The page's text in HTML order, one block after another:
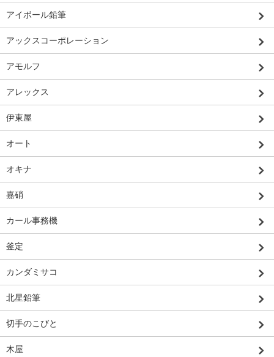
アイボール鉛筆
アックスコーポレーション
アモルフ
アレックス
伊東屋
オート
オキナ
嘉硝
カール事務機
釜定
カンダミサコ
北星鉛筆
切手のこびと
木屋